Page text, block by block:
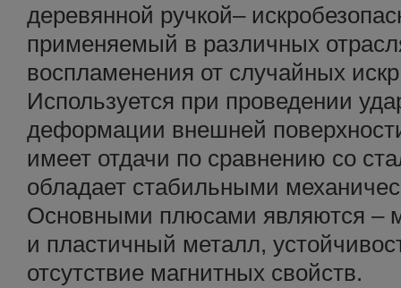
деревянной ручкой–
применяемый в различных
воспламенения от случайных
Используется при проведении
деформации внешней
имеет отдачи по сравнению со
обладает стабильными
Основными плюсами являются –
и пластичный металл,
отсутствие магнитных свойств.